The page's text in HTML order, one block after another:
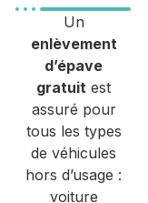
Un
enlèvement
d’épave
gratuit est
assuré pour
tous les types
de véhicules
hors d’usage :
voiture